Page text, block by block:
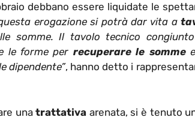
debbano essere liquidate le
erogazione si potrà dar vita a
somme. Il tavolo tecnico
le forme per recuperare le sommee
dipendente”, hanno detto i
unatrattativa arenata, si è tenuto